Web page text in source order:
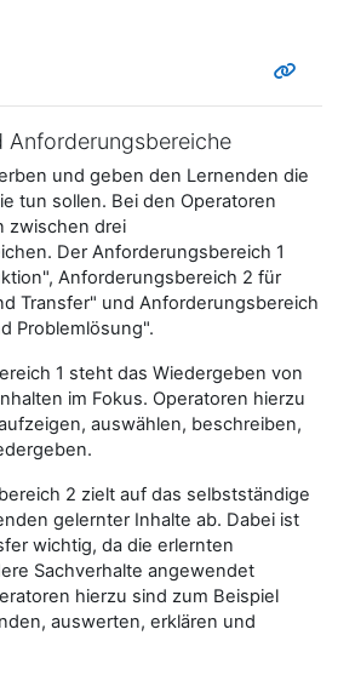
Anforderungsbereiche
und geben den Lernenden die
tun sollen. Bei den Operatoren
zwischen drei
Der Anforderungsbereich 1
Anforderungsbereich 2 für
Transfer" und Anforderungsbereich
Problemlösung".
1 steht das Wiedergeben von
im Fokus. Operatoren hierzu
auswählen, beschreiben,
2 zielt auf das selbstständige
gelernter Inhalte ab. Dabei ist
wichtig, da die erlernten
Sachverhalte angewendet
hierzu sind zum Beispiel
auswerten, erklären und